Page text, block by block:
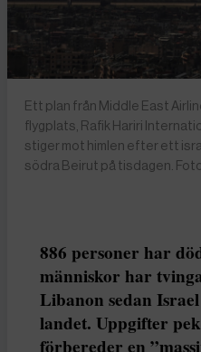
Ett plan från Middle East
flygplats, Rafik Hariri
stiger mot himlen efter ett
södra Beirut på tisdagen.
886 personer har
människor har
Libanon sedan
landet. Uppgifter
förbereder en